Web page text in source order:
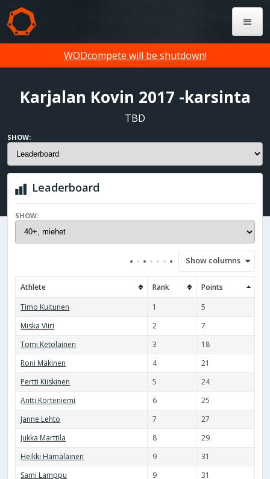
WODcompete will be shutdown!
Karjalan Kovin 2017 -karsinta
TBD
SHOW:
Leaderboard
SHOW:
Show columns
Athlete Rank
Points
Timo Kuitunen
1
5
Miska Viiri
2
7
Tomi Ketolainen
3
18
Roni Mäkinen
4
21
Pertti Kiiskinen
5
24
Antti Korteniemi
6
25
Janne Lehto
7
27
Jukka Marttila
8
29
Heikki Hämäläinen
9
31
Sami Lamppu
9
31